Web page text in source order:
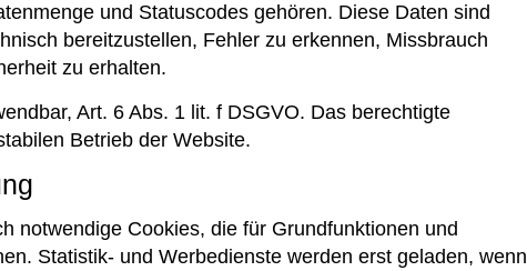
und Statuscodes gehören. Diese Daten sind
bereitzustellen, Fehler zu erkennen, Missbrauch
zu erhalten.
Art. 6 Abs. 1 lit. f DSGVO. Das berechtigte
Betrieb der Website.
notwendige Cookies, die für Grundfunktionen und
Statistik- und Werbedienste werden erst geladen, wenn